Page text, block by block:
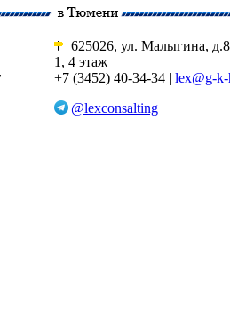
625026, ул. Малыгина,
1, 4 этаж
+7 (3452) 40-34-34 | lex@g-
@lexconsalting